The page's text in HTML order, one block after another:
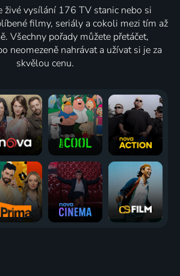
živé vysílání 176 TV stanic nebo si
filmy, seriály a cokoli mezi tím až
Všechny pořady můžete přetáčet,
neomezeně nahrávat a užívat si je za
skvělou cenu.